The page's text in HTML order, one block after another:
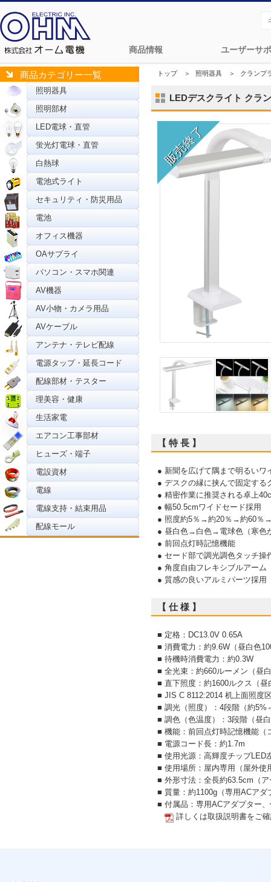
商品情報 ユーザーサ
商品カテゴリー一覧
照明器具
照明部材
LED電球・直管
蛍光灯電球・直管
白熱球
電池式ライト
セキュリティ・防災用品
電池
オフィス機器
OAサプライ
パソコン・スマホ関連
AV機器
AV小物・カメラ用品
AVケーブル
アンテナ・テレビ配線
電源タップ・延長コード
配線部材・テスター
理美容・健康
生活家電
エアコン工事部材
ヒューズ・端子
電設資材
電線
電線支持・結束用品
配線モール
トップ＞ 照明器具 ＞ クランプ
LEDデスクライト クラ
【 特 長 】
● 新聞を広げて隅まで明るいワ
● デスクの縁に挟んで固定する
● 精密作業に推奨される卓上
● 幅50.5cmワイドセード採用
● 照度約5％→約20％→約60％
● 昼白色→白色→電球色（寒色
● 前回点灯時記憶機能
● セード部で調光調色タッチ操
● 角度自由フレキシブルアーム
● 質感の良いアルミパーツ採用
【 仕 様 】
■ 定格：DC13.0V 0.65A
■ 消費電力：約9.6W（昼白色
■ 待機時消費電力：約0.3W
■ 全光束：約660ルーメン（昼
■ 直下照度：約1600ルクス（
■ JIS C 8112:2014 机上面照度
■ 調光（照度）：4段階（約
■ 調色（色温度）：3段階（昼
■ 機能：前回点灯時記憶機能（
■ 電源コード長：約1.7m
■ 使用光源：高輝度チップLED
■ 使用場所：屋内専用（屋外使
■ 外形寸法：全長約63.5cm（
■ 質量：約1100g（専用ACアダ
■ 付属品：専用ACアダプター
詳しくは取扱説明書をご